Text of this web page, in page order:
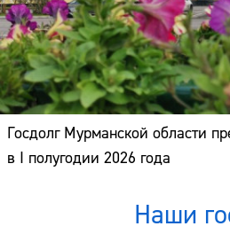
Госдолг Мурманской области
в I полугодии 2026 года
Наши